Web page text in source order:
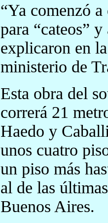
“Ya comenzó
para “cateos”
explicaron en
ministerio de
Esta obra del
correrá 21
Haedo y
unos cuatro
un piso más
al de las
Buenos Aires.